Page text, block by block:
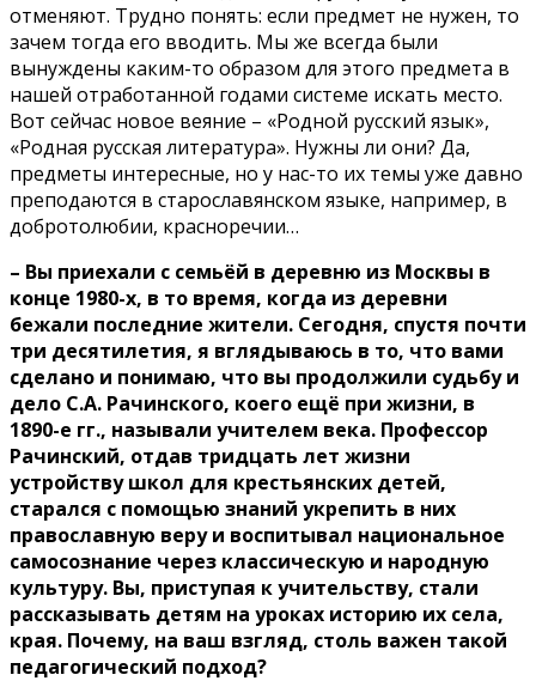
отменяют. Трудно понять: если предмет не нужен, то
зачем тогда его вводить. Мы же всегда были
вынуждены каким-то образом для этого предмета в
нашей отработанной годами системе искать место.
Вот сейчас новое веяние – «Родной русский язык»,
«Родная русская литература». Нужны ли они? Да,
предметы интересные, но у нас-то их темы уже давно
преподаются в старославянском языке, например, в
добротолюбии, красноречии…
– Вы приехали с семьёй в деревню из Москвы в
конце 1980-х, в то время, когда из деревни
бежали последние жители. Сегодня, спустя почти
три десятилетия, я вглядываюсь в то, что вами
сделано и понимаю, что вы продолжили судьбу и
дело С.А. Рачинского, коего ещё при жизни, в
1890-е гг., называли учителем века. Профессор
Рачинский, отдав тридцать лет жизни
устройству школ для крестьянских детей,
старался с помощью знаний укрепить в них
православную веру и воспитывал национальное
самосознание через классическую и народную
культуру. Вы, приступая к учительству, стали
рассказывать детям на уроках историю их села,
края. Почему, на ваш взгляд, столь важен такой
педагогический подход?